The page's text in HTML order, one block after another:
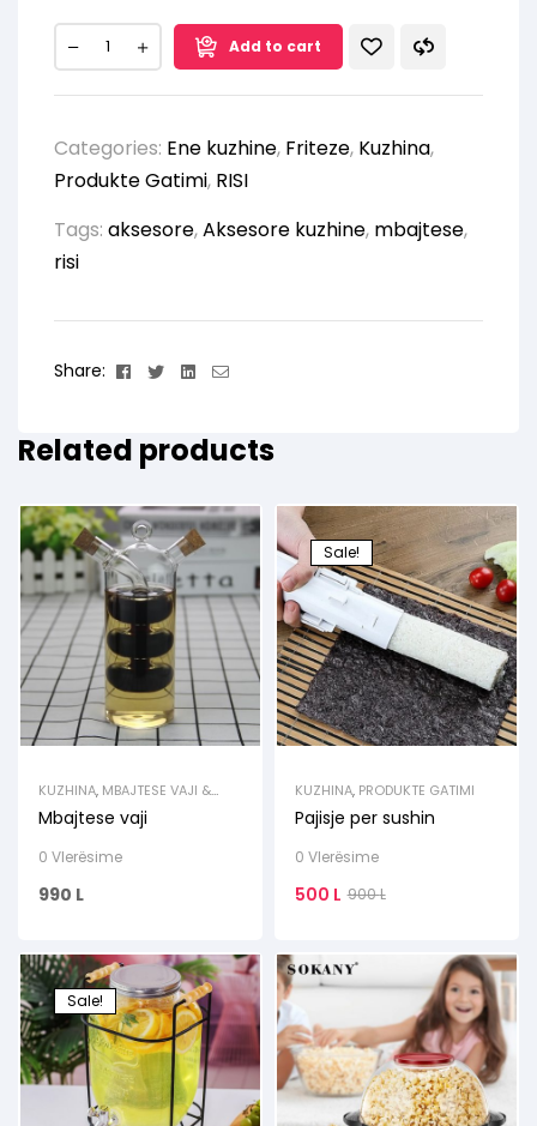
Add to cart
Categories: Ene kuzhine, Friteze, Kuzhina,
Produkte Gatimi, RISI
Tags: aksesore,Aksesore kuzhine, mbajtese,
risi
Share: Facebook
TwitterLinkedin
Email
Related products
KUZHINA, MBAJTESE VAJI &
LENGJESH
Mbajtese vaji
0 Vlerësime
990 L
Sale!
KUZHINA, PRODUKTE GATIMI
Pajisje per sushin
0 Vlerësime
900L
500 L
Sale!